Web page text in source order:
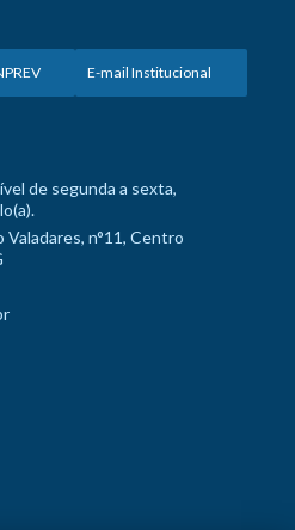
E-mail Institucional
de segunda a sexta,
n°11, Centro